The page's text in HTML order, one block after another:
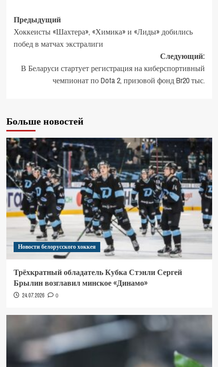
Предыдущий
Хоккеисты «Шахтера», «Химика» и «Лиды» добились
побед в матчах экстралиги
Следующий:
В Беларуси стартует регистрация на киберспортивный
чемпионат по Dota 2, призовой фонд Br20 тыс.
Больше новостей
Новости белорусского хоккея
Трёхкратный обладатель Кубка Стэнли Сергей
Брылин возглавил минское «Динамо»
24.07.2026 0